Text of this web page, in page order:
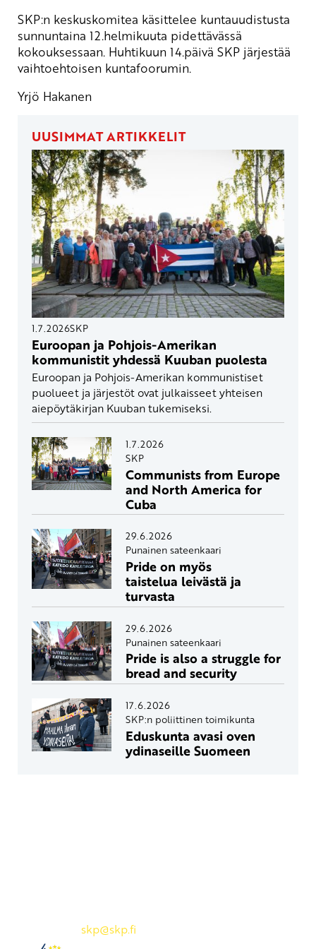
SKP:n keskuskomitea käsittelee kuntauudistusta
sunnuntaina 12.helmikuuta pidettävässä
kokouksessaan. Huhtikuun 14.päivä SKP järjestää
vaihtoehtoisen kuntafoorumin.
Yrjö Hakanen
UUSIMMAT ARTIKKELIT
1.7.2026SKP
Euroopan ja Pohjois-Amerikan
kommunistit yhdessä Kuuban puolesta
Euroopan ja Pohjois-Amerikan kommunistiset
puolueet ja järjestöt ovat julkaisseet yhteisen
aiepöytäkirjan Kuuban tukemiseksi.
1.7.2026
SKP
Communists from Europe
and North America for
Cuba
29.6.2026
Punainen sateenkaari
Pride on myös
taistelua leivästä ja
turvasta
29.6.2026
Punainen sateenkaari
Pride is also a struggle for
bread and security
17.6.2026
SKP:n poliittinen toimikunta
Eduskunta avasi oven
ydinaseille Suomeen
skp@skp.fi